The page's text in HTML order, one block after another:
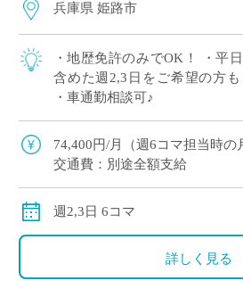
兵庫県 姫路市
・地歴免許のみでOK！ ・平
含めた週2,3日をご希望の方も
・車通勤相談可♪
74,400円/月（週6コマ担当時の
交通費：別途全額支給
週2,3日 6コマ
詳しく見る